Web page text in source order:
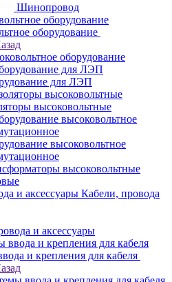
Шинопровод
оборудование
оборудование
для ЛЭП
высоковольтные
высоковольтное
высоковольтные
Кабели, провода
и аксессуары
и крепления для кабеля